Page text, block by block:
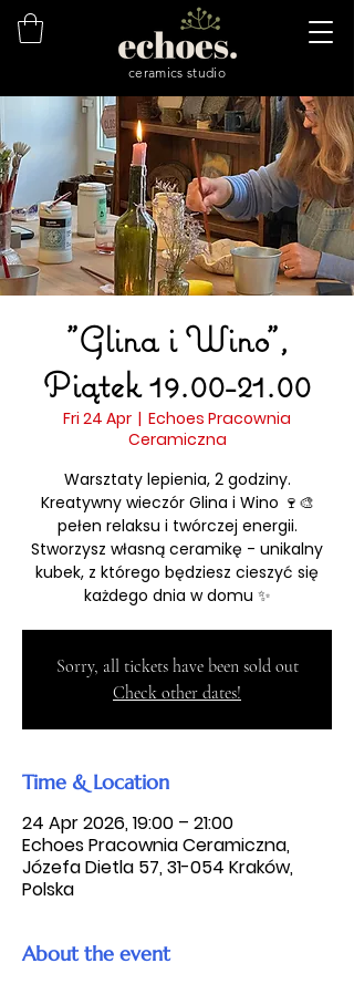
ceramics studio
"Glina i Wino",
Piątek 19.00-21.00
Fri 24 Apr
  |
Echoes Pracownia
Ceramiczna
Warsztaty lepienia, 2 godziny.
Kreatywny wieczór Glina i Wino 🍷🎨
pełen relaksu i twórczej energii.
Stworzysz własną ceramikę - unikalny
kubek, z którego będziesz cieszyć się
każdego dnia w domu ✨
Sorry, all tickets have been sold out
Check other dates!
Time & Location
24 Apr 2026, 19:00 – 21:00
Echoes Pracownia Ceramiczna,
Józefa Dietla 57, 31-054 Kraków,
Polska
About the event